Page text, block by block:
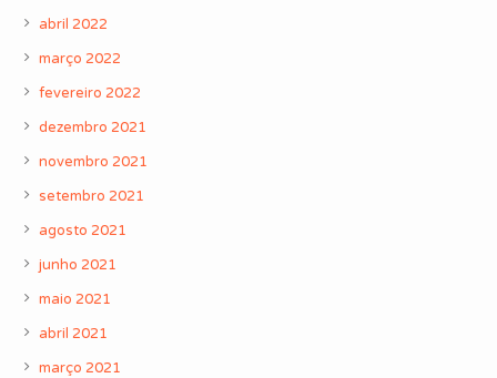
abril 2022
março 2022
fevereiro 2022
dezembro 2021
novembro 2021
setembro 2021
agosto 2021
junho 2021
maio 2021
abril 2021
março 2021